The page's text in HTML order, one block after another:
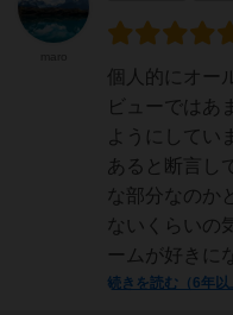
個人的にオー
ビューではあ
ようにしてい
あると断言し
な部分なのか
ないくらいの
ームが好きに
続きを読む（6年以